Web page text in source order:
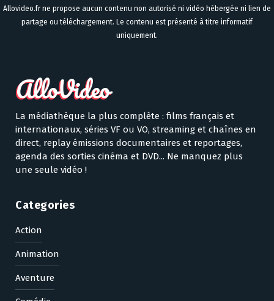
Allovideo.fr ne propose aucun contenu non autorisé ni vidéo hébergée ni lien de
partage ou téléchargement. Le contenu est présenté à titre informatif
uniquement.
La médiathèque la plus complète : films français et
internationaux, séries VF ou VO, streaming et chaînes en
direct, replay émissions documentaires et reportages,
agenda des sorties cinéma et DVD... Ne manquez plus
une seule vidéo !
Categories
Action
Animation
Aventure